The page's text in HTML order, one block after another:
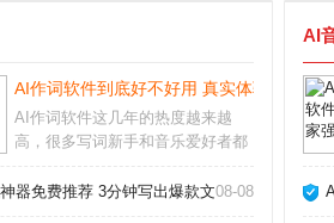
AI作词软件到底好不好用 真实体验告诉你
AI作词软件这几年的热度越来越
高，很多写词新手和音乐爱好者都
的实际体验来看，它确实能帮我们
器免费推荐 3分钟写出爆款文章_
08-08
AI